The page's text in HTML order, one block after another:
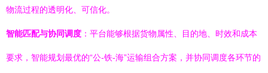
物流过程的透明化、可信化。
智能匹配与协同调度 ：平台能够根据货物属性、目的地、时效和成本
要求，智能规划最优的“公-铁-海”运输组合方案，并协同调度各环节的